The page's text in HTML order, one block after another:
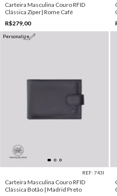
Carteira Masculina Couro RFID
Clássica Zíper| Rome Café
R$279,00
Personalize
REF: 743I
Carteira Masculina Couro RFID
Clássica Botão | Madrid Preto